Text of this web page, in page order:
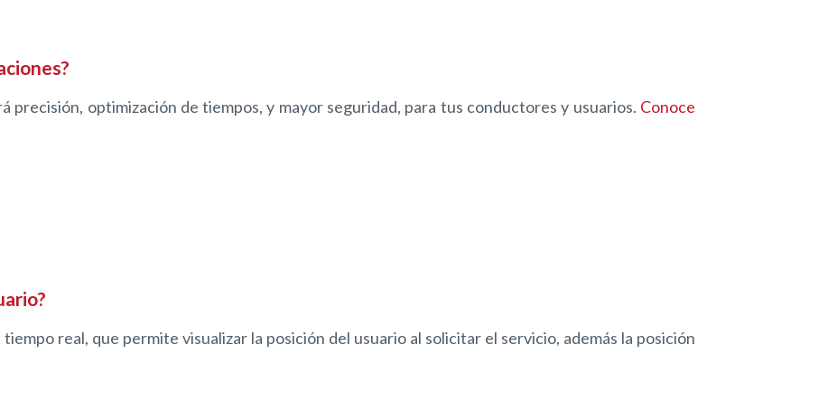
precisión, optimización de tiempos, y mayor seguridad, para tus conductores y usuarios. Conoce
real, que permite visualizar la posición del usuario al solicitar el servicio, además la posición